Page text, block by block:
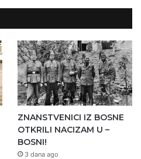
ZNANSTVENICI IZ BOSNE
OTKRILI NACIZAM U –
BOSNI!
3 dana ago